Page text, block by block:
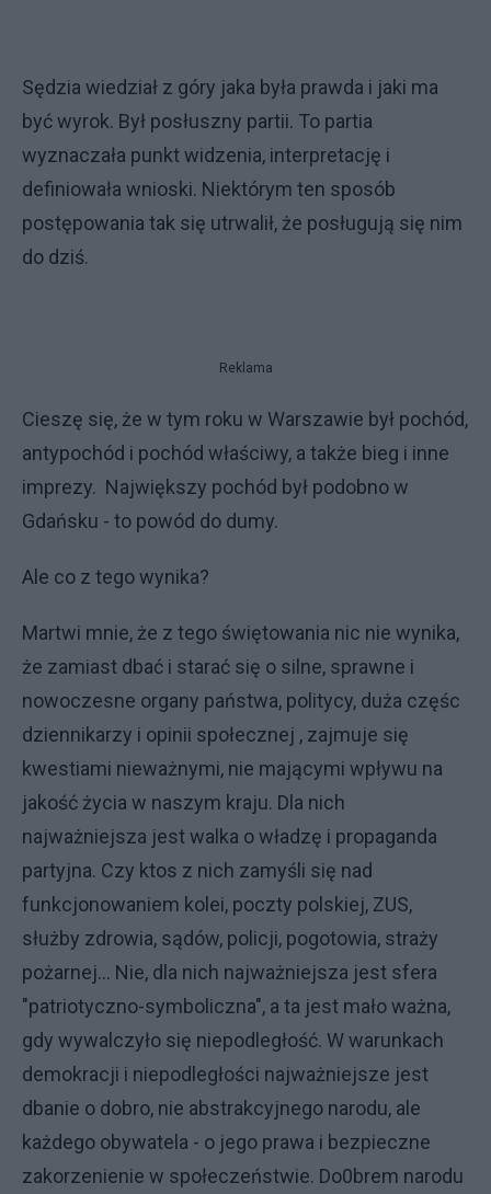
Sędzia wiedział z góry jaka była prawda i jaki ma
być wyrok. Był posłuszny partii. To partia
wyznaczała punkt widzenia, interpretację i
definiowała wnioski. Niektórym ten sposób
postępowania tak się utrwalił, że posługują się nim
do dziś.
Reklama
Cieszę się, że w tym roku w Warszawie był pochód,
antypochód i pochód właściwy, a także bieg i inne
imprezy. Największy pochód był podobno w
Gdańsku - to powód do dumy.
Ale co z tego wynika?
Martwi mnie, że z tego świętowania nic nie wynika,
że zamiast dbać i starać się o silne, sprawne i
nowoczesne organy państwa, politycy, duża częśc
dziennikarzy i opinii społecznej , zajmuje się
kwestiami nieważnymi, nie mającymi wpływu na
jakość życia w naszym kraju. Dla nich
najważniejsza jest walka o władzę i propaganda
partyjna. Czy ktos z nich zamyśli się nad
funkcjonowaniem kolei, poczty polskiej, ZUS,
służby zdrowia, sądów, policji, pogotowia, straży
pożarnej... Nie, dla nich najważniejsza jest sfera
"patriotyczno-symboliczna", a ta jest mało ważna,
gdy wywalczyło się niepodległość. W warunkach
demokracji i niepodległości najważniejsze jest
dbanie o dobro, nie abstrakcyjnego narodu, ale
każdego obywatela - o jego prawa i bezpieczne
zakorzenienie w społeczeństwie. Do0brem narodu